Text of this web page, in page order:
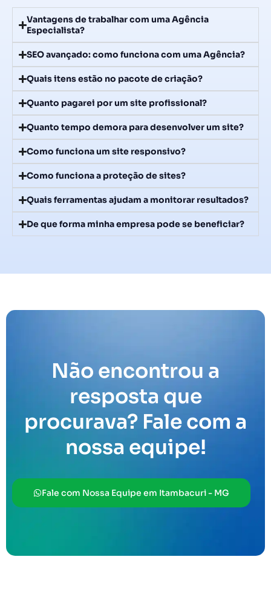
Vantagens de trabalhar com uma Agência
Especialista?
SEO avançado: como funciona com uma Agência?
Quais itens estão no pacote de criação?
Quanto pagarei por um site profissional?
Quanto tempo demora para desenvolver um site?
Como funciona um site responsivo?
Como funciona a proteção de sites?
Quais ferramentas ajudam a monitorar resultados?
De que forma minha empresa pode se beneficiar?
Não encontrou a
resposta que
procurava? Fale com a
nossa equipe!
Fale com Nossa Equipe em Itambacuri - MG